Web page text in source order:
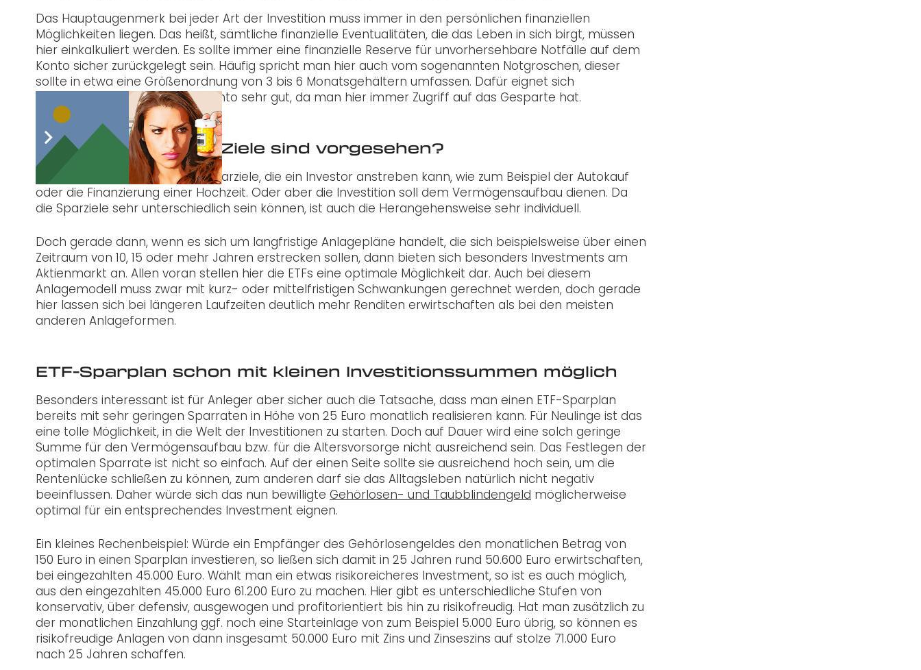
Das Hauptaugenmerk bei jeder Art der Investition muss immer in den persönlichen finanziellen
Möglichkeiten liegen. Das heißt, sämtliche finanzielle Eventualitäten, die das Leben in sich birgt, müssen
hier einkalkuliert werden. Es sollte immer eine finanzielle Reserve für unvorhersehbare Notfälle auf dem
Konto sicher zurückgelegt sein. Häufig spricht man hier auch vom sogenannten Notgroschen, dieser
sollte in etwa eine Größenordnung von 3 bis 6 Monatsgehältern umfassen. Dafür eignet sich
beispielsweise ein Tagesgeldkonto sehr gut, da man hier immer Zugriff auf das Gesparte hat.
Welche finanziellen Ziele sind vorgesehen?
Es gibt viele unterschiedliche Sparziele, die ein Investor anstreben kann, wie zum Beispiel der Autokauf
oder die Finanzierung einer Hochzeit. Oder aber die Investition soll dem Vermögensaufbau dienen. Da
die Sparziele sehr unterschiedlich sein können, ist auch die Herangehensweise sehr individuell.
Doch gerade dann, wenn es sich um langfristige Anlagepläne handelt, die sich beispielsweise über einen
Zeitraum von 10, 15 oder mehr Jahren erstrecken sollen, dann bieten sich besonders Investments am
Aktienmarkt an. Allen voran stellen hier die ETFs eine optimale Möglichkeit dar. Auch bei diesem
Anlagemodell muss zwar mit kurz- oder mittelfristigen Schwankungen gerechnet werden, doch gerade
hier lassen sich bei längeren Laufzeiten deutlich mehr Renditen erwirtschaften als bei den meisten
anderen Anlageformen.
ETF-Sparplan schon mit kleinen Investitionssummen möglich
Besonders interessant ist für Anleger aber sicher auch die Tatsache, dass man einen ETF-Sparplan
bereits mit sehr geringen Sparraten in Höhe von 25 Euro monatlich realisieren kann. Für Neulinge ist das
eine tolle Möglichkeit, in die Welt der Investitionen zu starten. Doch auf Dauer wird eine solch geringe
Summe für den Vermögensaufbau bzw. für die Altersvorsorge nicht ausreichend sein. Das Festlegen der
optimalen Sparrate ist nicht so einfach. Auf der einen Seite sollte sie ausreichend hoch sein, um die
Rentenlücke schließen zu können, zum anderen darf sie das Alltagsleben natürlich nicht negativ
beeinflussen. Daher würde sich das nun bewilligte Gehörlosen- und Taubblindengeld möglicherweise
optimal für ein entsprechendes Investment eignen.
Ein kleines Rechenbeispiel: Würde ein Empfänger des Gehörlosengeldes den monatlichen Betrag von
150 Euro in einen Sparplan investieren, so ließen sich damit in 25 Jahren rund 50.600 Euro erwirtschaften,
bei eingezahlten 45.000 Euro. Wählt man ein etwas risikoreicheres Investment, so ist es auch möglich,
aus den eingezahlten 45.000 Euro 61.200 Euro zu machen. Hier gibt es unterschiedliche Stufen von
konservativ, über defensiv, ausgewogen und profitorientiert bis hin zu risikofreudig. Hat man zusätzlich zu
der monatlichen Einzahlung ggf. noch eine Starteinlage von zum Beispiel 5.000 Euro übrig, so können es
risikofreudige Anlagen von dann insgesamt 50.000 Euro mit Zins und Zinseszins auf stolze 71.000 Euro
nach 25 Jahren schaffen.